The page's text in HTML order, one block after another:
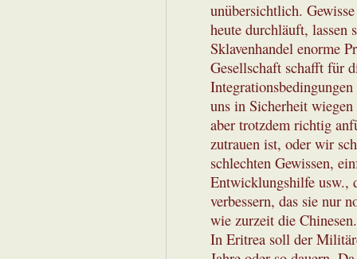
unübersichtlich.
heute durchläuft, lassen
Sklavenhandel enorme
Gesellschaft schafft für
uns in Sicherheit
aber trotzdem richtig
zutrauen ist, oder wir
schlechten Gewissen,
Entwicklungshilfe usw.,
verbessern, das sie nur
wie zurzeit die Chinesen.
In Eritrea soll der